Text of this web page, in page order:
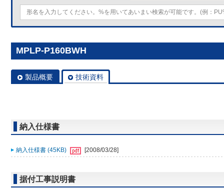
MPLP-P160BWH
製品概要 技術資料
納入仕様書
納入仕様書 (45KB) [2008/03/28]
据付工事説明書